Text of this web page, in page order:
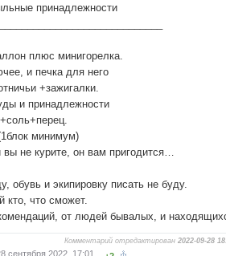
принадлежности
плюс минигорелка.
и печка для него
+зажигалки.
и принадлежности
минимум)
не курите, он вам пригодится…
обувь и экипировку писать не буду.
кто, что сможет.
от людей бывалых, и
Комментарий отредактирован2022-09-28
сентября 2022, 17:01